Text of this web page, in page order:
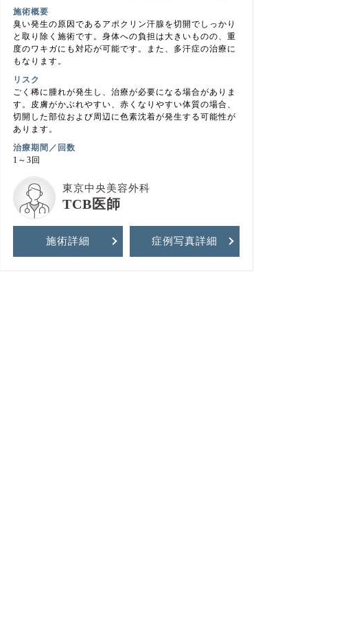
施術概要
臭い発生の原因であるアポクリン汗腺を切開でしっかり
と取り除く施術です。身体への負担は大きいものの、重
度のワキガにも対応が可能です。また、多汗症の治療に
もなります。
リスク
ごく稀に腫れが発生し、治療が必要になる場合がありま
す。皮膚がかぶれやすい、赤くなりやすい体質の場合、
切開した部位および周辺に色素沈着が発生する可能性が
あります。
治療期間／回数
1～3回
東京中央美容外科
TCB医師
施術詳細 症例写真詳細